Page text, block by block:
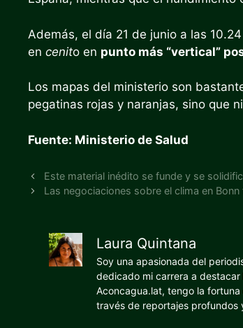
Además, el día 21 de junio a las
en cenito en punto más “vertical”
Los mapas del ministerio son
pegatinas rojas y naranjas, sino que
Fuente: Ministerio de Salud
Este material inédito se funde y se
Las negociaciones sobre el clima en
Laura Quintana
Soy una apasionada del
dedicado mi carrera a destacar
Aconcagua.lat, tengo la
través de reportajes profundos